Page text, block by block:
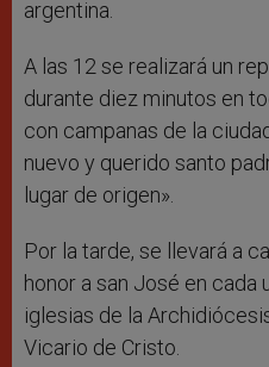
argentina.
A las 12 se realizará un
durante diez minutos en
con campanas de la
nuevo y querido santo
lugar de origen».
Por la tarde, se llevará a
honor a san José en cada
iglesias de la
Vicario de Cristo.